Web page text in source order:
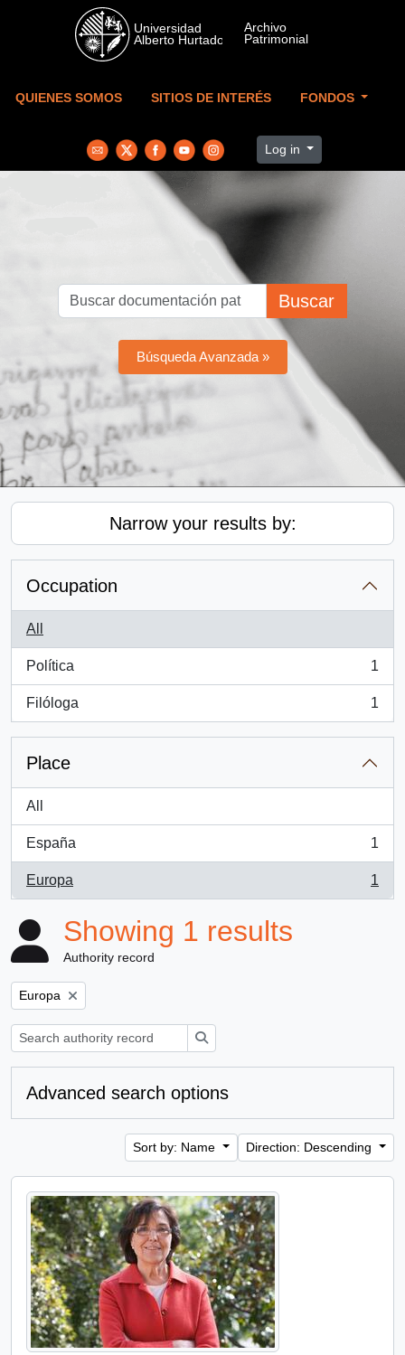
Skip to main content
QUIENES SOMOS SITIOS DE INTERÉS FONDOS
Log in
Buscar
Búsqueda Avanzada »
Narrow your results by:
Occupation
All
Política
, 1 results
1
Filóloga
, 1 results
1
Place
All
España
, 1 results
1
Europa
, 1 results
1
Showing 1 results
Authority record
Remove filter:
Europa
Advanced search options
Sort by: Name Direction: Descending